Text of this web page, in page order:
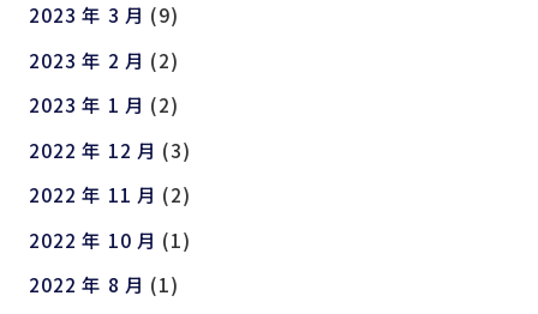
2023 年 3 月 (9)
2023 年 2 月 (2)
2023 年 1 月 (2)
2022 年 12 月 (3)
2022 年 11 月 (2)
2022 年 10 月 (1)
2022 年 8 月 (1)